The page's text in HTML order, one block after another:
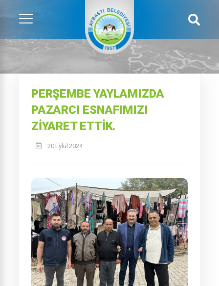
PERŞEMBE YAYLAMIZDA
PAZARCI ESNAFIMIZI
ZİYARET ETTİK.
20 Eylül 2024